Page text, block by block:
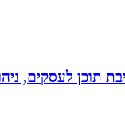
תוכן לעסקים,